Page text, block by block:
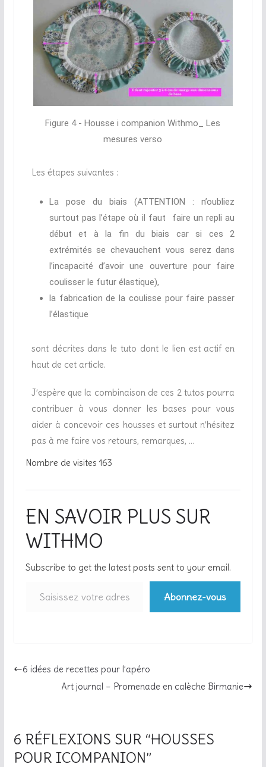
Figure 4 - Housse i companion Withmo_ Les
mesures verso
Les étapes suivantes :
La pose du biais (ATTENTION : n’oubliez
surtout pas l’étape où il faut faire un repli au
début et à la fin du biais car si ces 2
extrémités se chevauchent vous serez dans
l’incapacité d’avoir une ouverture pour faire
coulisser le futur élastique),
la fabrication de la coulisse pour faire passer
l’élastique
sont décrites dans le tuto dont le lien est actif en
haut de cet article.
J’espère que la combinaison de ces 2 tutos pourra
contribuer à vous donner les bases pour vous
aider à concevoir ces housses et surtout n’hésitez
pas à me faire vos retours, remarques, …
Nombre de visites 163
EN SAVOIR PLUS SUR
WITHMO
Subscribe to get the latest posts sent to your email.
Abonnez-vous
6 idées de recettes pour l’apéro
Art journal – Promenade en calèche Birmanie
6 RÉFLEXIONS SUR “HOUSSES
POUR ICOMPANION”